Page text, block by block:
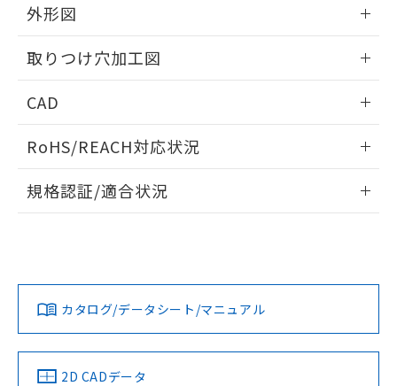
外形図
取りつけ穴加工図
CAD
ドすることができます。
ログイン/会員登録
ダウンロードデータをご利用いただく前に、以下を必ずお読
みください。
ソフトウェアの使用条件
RoHS/REACH対応状況
EU RoHS 注意事項・凡例
対応済み
中国 RoHS 注意事項・凡例
規格認証/適合状況
LR型式承認
（イギリス
船舶規格）
DNV型式承認
（ノルウェー
BV型式承認
（フランス
KR型式
（韓国
カタログ/データシート/マニュアル
2D CADデータ
※当社の共同利用者とは、
の共同利用に関して"
の「1.共同利
とができます。
EU RoHS指令（10物質）の非含有証明書
ものではありません。
また、RoHS指令のフタル酸エステル類４
物質の対応では、対応完了までの期間は出
荷製品に未対応品が混在することから備考
欄に対応日を記載しておりました。